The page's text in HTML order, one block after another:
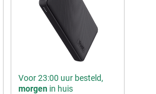
Voor 23:00 uur besteld,
morgenin huis